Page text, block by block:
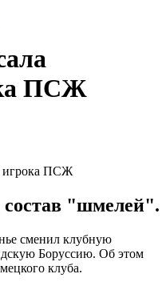
ПСЖ
"шмелей".
сменил клубную
Боруссию. Об этом
клуба.